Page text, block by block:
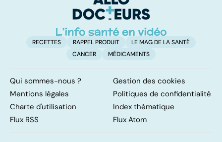
RECETTES RAPPEL PRODUIT
LE MAG DE LA SANTÉ
CANCER
MÉDICAMENTS
Qui sommes-nous ?
Gestion des cookies
Mentions légales
Politiques de confidentialité
Charte d'utilisation
Index thématique
Flux RSS
Flux Atom